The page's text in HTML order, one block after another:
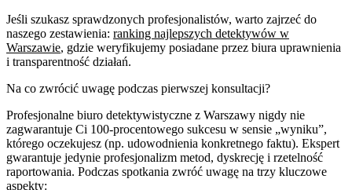
Jeśli szukasz sprawdzonych profesjonalistów, warto zajrzeć do
naszego zestawienia: ranking najlepszych detektywów w
Warszawie, gdzie weryfikujemy posiadane przez biura uprawnienia
i transparentność działań.
Na co zwrócić uwagę podczas pierwszej konsultacji?
Profesjonalne biuro detektywistyczne z Warszawy nigdy nie
zagwarantuje Ci 100-procentowego sukcesu w sensie „wyniku”,
którego oczekujesz (np. udowodnienia konkretnego faktu). Ekspert
gwarantuje jedynie profesjonalizm metod, dyskrecję i rzetelność
raportowania. Podczas spotkania zwróć uwagę na trzy kluczowe
aspekty: